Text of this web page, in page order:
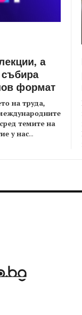
а
формат
на труда,
темите на
у нас...